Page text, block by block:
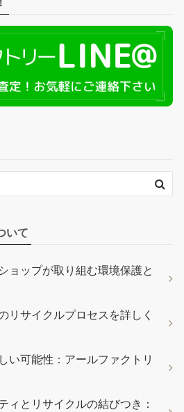
いて
ョップが取り組む環境保護と
リサイクルプロセスを詳しく
い可能性：アールファクトリ
ィとリサイクルの結びつき：